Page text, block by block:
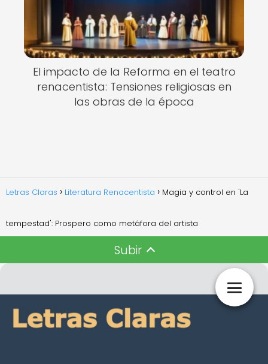
El impacto de la Reforma en el teatro
renacentista: Tensiones religiosas en
las obras de la época
Letras Claras Literatura Renacentista Magia y control en 'La
tempestad': Prospero como metáfora del artista
Subir